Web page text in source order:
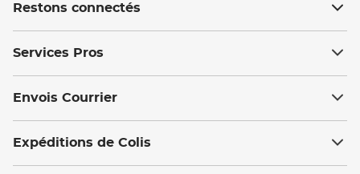
Restons connectés
Services Pros
Envois Courrier
Expéditions de Colis